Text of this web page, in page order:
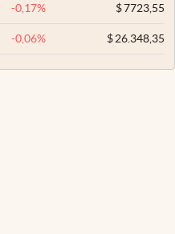
-0,17% $7723,55
-0,06% $26.348,35